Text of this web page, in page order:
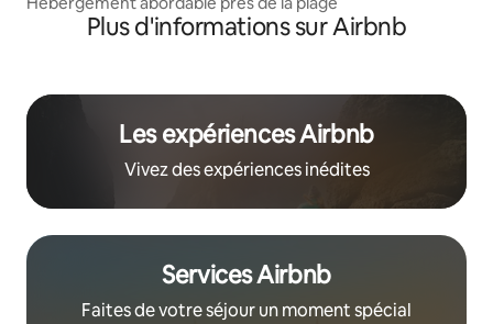
Plus d'informations sur Airbnb
Les expériences Airbnb
Vivez des expériences inédites
Services Airbnb
Faites de votre séjour un moment spécial